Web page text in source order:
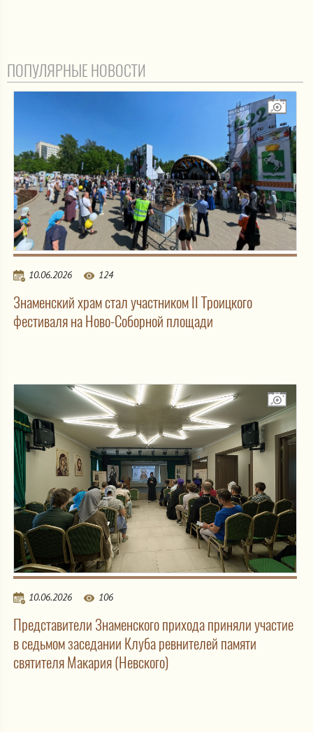
ПОПУЛЯРНЫЕ НОВОСТИ
10.06.2026 124
Знаменский храм стал участником II Троицкого
фестиваля на Ново-Соборной площади
10.06.2026 106
Представители Знаменского прихода приняли участие
в седьмом заседании Клуба ревнителей памяти
святителя Макария (Невского)